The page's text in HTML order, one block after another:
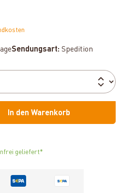
Sendungsart: Spedition
In den Warenkorb
geliefert*